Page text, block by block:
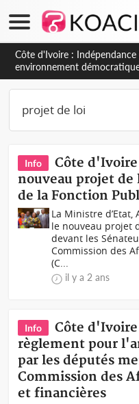
Côte d'Ivoire : Concours
seront disponibles à
Info
Côte
nouveau projet de
de la Fonction
La Ministre
le nouveau projet
devant les
Commission des
(C...
il y a 2 ans
Info
Côte
règlement pour
par les députés
Commission des
et financières